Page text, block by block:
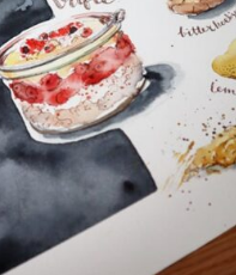
Drawing
workshop
tekenen